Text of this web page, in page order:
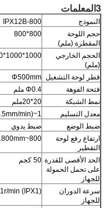
3المعلمات
النموذج IPX12B-800
حجم اللوحة
المقطرة (ملم)
800*800
الحجم الخارجي
(ملم)
1000*1000*2300 (L*W*H)
قطر لوحة التشغيل Φ500mm
فتحة الفوهة
Φ0.4 ملم
نمط الشبكة
20*20ملم
معدل التسليم
1~3mm/min (±0.5mm/min)
ضبط الوضع
ضبط يدوي
ارتفاع رفع لوحة
التقطير
800~1800mm (يمكن تعديلها)
الحد الأقصى للقدرة
على تحمل الحمولة
للجهاز
50 كجم
سرعة الدوران
للجهاز
1r/min (IPX1)